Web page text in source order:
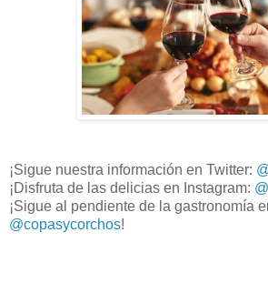
¡Sigue nuestra información en Twitter:
¡Disfruta de las delicias en Instagram:
¡Sigue al pendiente de la gastronomía
@copasycorchos!